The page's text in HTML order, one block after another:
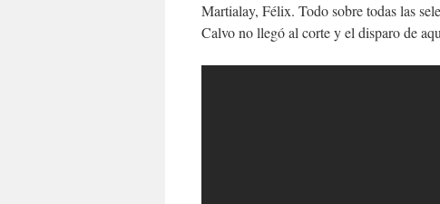
Martialay, Félix. Todo sobre todas las
Calvo no llegó al corte y el disparo de